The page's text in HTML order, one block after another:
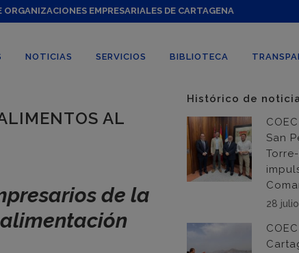
EMPRESARIALES DE CARTAGENA
NOTICIAS SERVICIOS BIBLIOTECA
AL
de la
Histórico de
San
28